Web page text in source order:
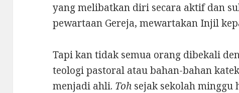
yang melibatkan diri secara aktif dan
pewartaan Gereja, mewartakan Injil
Tapi kan tidak semua orang dibekali
teologi pastoral atau bahan-bahan
menjadi ahli. Toh sejak sekolah minggu